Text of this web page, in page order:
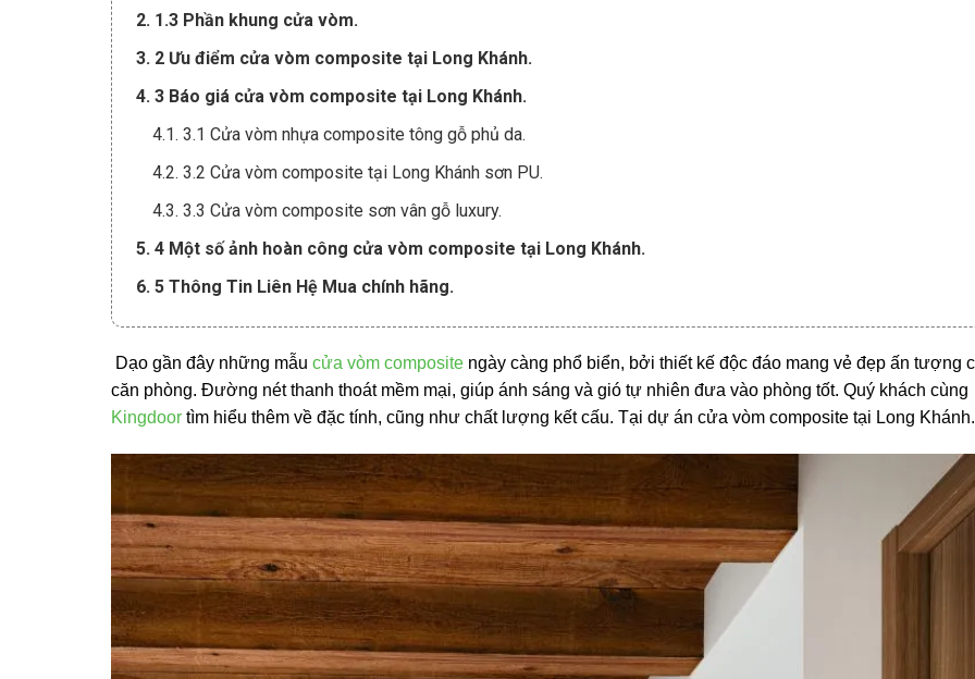
2. 1.3 Phần khung cửa vòm.
3. 2 Ưu điểm cửa vòm composite tại Long Khánh.
4. 3 Báo giá cửa vòm composite tại Long Khánh.
4.1. 3.1 Cửa vòm nhựa composite tông gỗ phủ da.
4.2. 3.2 Cửa vòm composite tại Long Khánh sơn PU.
4.3. 3.3 Cửa vòm composite sơn vân gỗ luxury.
5. 4 Một số ảnh hoàn công cửa vòm composite tại Long Khánh.
6. 5 Thông Tin Liên Hệ Mua chính hãng.
Dạo gần đây những mẫu cửa vòm composite ngày càng phổ biển, bởi thiết kế độc đáo mang vẻ đẹp ấn tượng
căn phòng. Đường nét thanh thoát mềm mại, giúp ánh sáng và gió tự nhiên đưa vào phòng tốt. Quý khách cùng
Kingdoor tìm hiểu thêm về đặc tính, cũng như chất lượng kết cấu. Tại dự án cửa vòm composite tại Long Khánh.